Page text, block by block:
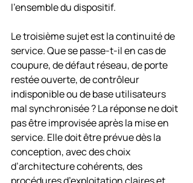
l’ensemble du dispositif.
Le troisième sujet est la continuité de
service. Que se passe-t-il en cas de
coupure, de défaut réseau, de porte
restée ouverte, de contrôleur
indisponible ou de base utilisateurs
mal synchronisée ? La réponse ne doit
pas être improvisée après la mise en
service. Elle doit être prévue dès la
conception, avec des choix
d’architecture cohérents, des